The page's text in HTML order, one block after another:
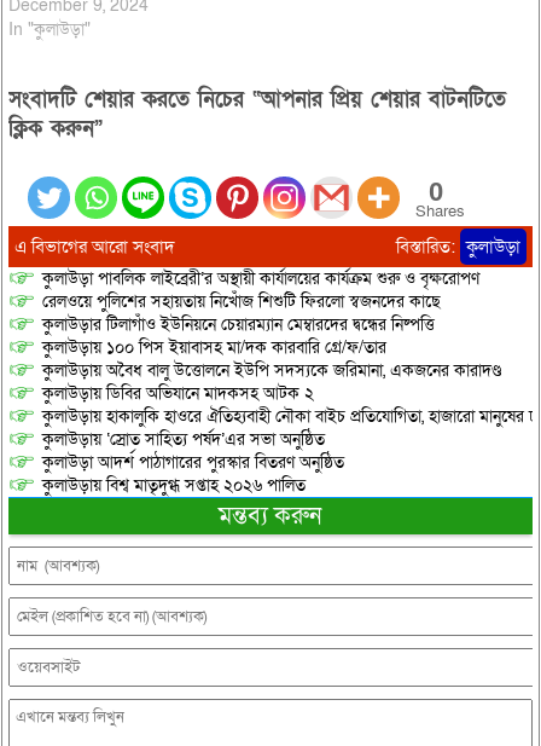
December 9, 2024
In "কুলাউড়া"
সংবাদটি শেয়ার করতে নিচের “আপনার প্রিয় শেয়ার বাটনটিতে
ক্লিক করুন”
0
Shares
এ বিভাগের আরো সংবাদ বিস্তারিত: কুলাউড়া
কুলাউড়া পাবলিক লাইব্রেরী’র অস্থায়ী কার্যালয়ের কার্যক্রম শুরু ও বৃক্ষরোপণ
রেলওয়ে পুলিশের সহায়তায় নিখোঁজ শিশুটি ফিরলো স্বজনদের কাছে
কুলাউড়ার টিলাগাঁও ইউনিয়নে চেয়ারম্যান মেম্বারদের দ্বন্ধের নিষ্পত্তি
কুলাউড়ায় ১০০ পিস ইয়াবাসহ মা/দক কারবারি গ্রে/ফ/তার
কুলাউড়ায় অবৈধ বালু উত্তোলনে ইউপি সদস্যকে জরিমানা, একজনের কারাদণ্ড
কুলাউড়ায় ডিবির অভিযানে মাদকসহ আটক ২
কুলাউড়ায় হাকালুকি হাওরে ঐতিহ্যবাহী নৌকা বাইচ প্রতিযোগিতা, হাজারো মানুষের
কুলাউড়ায় ‘স্রোত সাহিত্য পর্ষদ’এর সভা অনুষ্ঠিত
কুলাউড়া আদর্শ পাঠাগারের পুরস্কার বিতরণ অনুষ্ঠিত
কুলাউড়ায় বিশ্ব মাতৃদুগ্ধ সপ্তাহ ২০২৬ পালিত
মন্তব্য করুন